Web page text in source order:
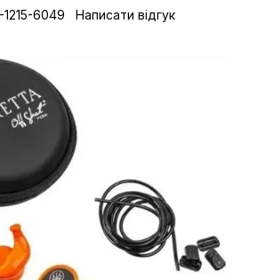
6049 Написати відгук